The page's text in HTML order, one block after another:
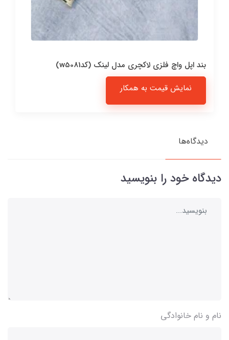
بند اپل واچ فلزی لاکچری مدل لینک (کدw5081)
نمایش قیمت به همکار
دیدگاه‌ها
دیدگاه خود را بنویسید
نام و نام خانوادگی